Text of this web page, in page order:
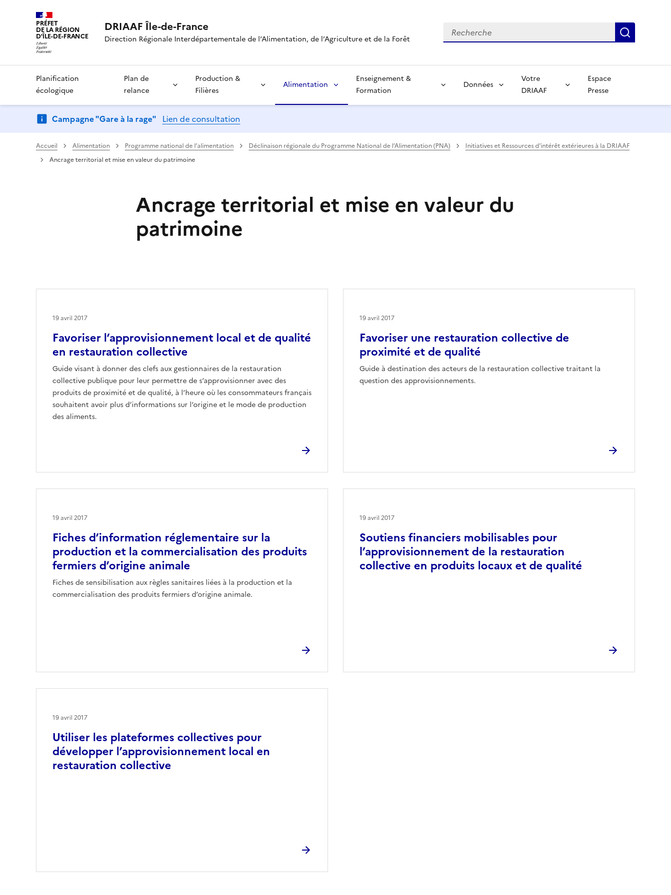
PRÉFET
DE LA RÉGION
D'ÎLE-DE-FRANCE
DRIAAF Île-de-France
Direction Régionale Interdépartementale de l’Alimentation, de l’Agriculture et de la Forêt
Recherche
Planification
écologique
Plan de
relance
Production &
Filières
Alimentation
Enseignement &
Formation
Données
Votre
DRIAAF
Espace
Presse
Campagne "Gare à la rage" Lien de consultation
Accueil Alimentation Programme national de l’alimentation Déclinaison régionale du Programme National de l’Alimentation (PNA)
Initiatives et Ressources d’intérêt extérieures à la DRIAAF
Ancrage territorial et mise en valeur du patrimoine
Ancrage territorial et mise en valeur du
patrimoine
Favoriser l’approvisionnement local et de qualité
en restauration collective
Guide visant à donner des clefs aux gestionnaires de la restauration
collective publique pour leur permettre de s’approvisionner avec des
produits de proximité et de qualité, à l’heure où les consommateurs français
souhaitent avoir plus d’informations sur l’origine et le mode de production
des aliments.
19 avril 2017
Favoriser une restauration collective de
proximité et de qualité
Guide à destination des acteurs de la restauration collective traitant la
question des approvisionnements.
19 avril 2017
Fiches d’information réglementaire sur la
production et la commercialisation des produits
fermiers d’origine animale
Fiches de sensibilisation aux règles sanitaires liées à la production et la
commercialisation des produits fermiers d’origine animale.
19 avril 2017
Soutiens financiers mobilisables pour
l’approvisionnement de la restauration
collective en produits locaux et de qualité
19 avril 2017
Utiliser les plateformes collectives pour
développer l’approvisionnement local en
restauration collective
19 avril 2017